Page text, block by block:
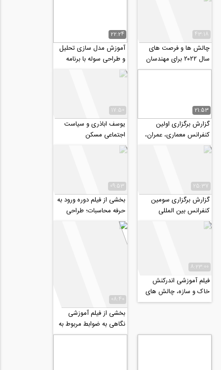
43:18
چالش ها و فرصت های
سال ۲۰۲۲ برای مهندسان
عمران
22:24
آموزش مدل سازی تحلیل
و طراحی سوله با برنامه
sap 2000
21:53
گزارش برگزاری اولین
کنفرانس معماری، عمران،
شهرسازی و افق های هنر
اسلامی در...
17:50
یوسف اباذری و سیاست
اجتماعی مسکن
25:37
گزارش برگزاری سومین
کنفرانس بین المللی
عمران، معماری و طراحی
شهری، شهریور97
09:53
بخشی از فیلم دوره ورود به
حرفه محاسبات؛ طراحی
سازه های بتنی (مطابق با
مبحث نهم...
8:23:00
فیلم آموزشی اندرکنش
خاک و سازه، چالش های
مدل سازی به روش
08:40
بخشی از فیلم آموزشی
نگاهی به ضوابط مربوط به
طرح چشمه اتصال در سازه